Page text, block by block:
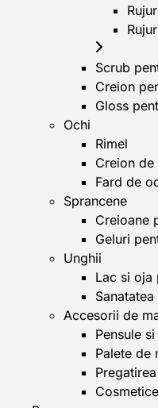
Scrub
Creion
Gloss
Ochi
Rimel
Creion de
Fard de
Sprancene
Creioane
Geluri
Unghii
Lac si oja
Accesorii de
Pensule
Palete de